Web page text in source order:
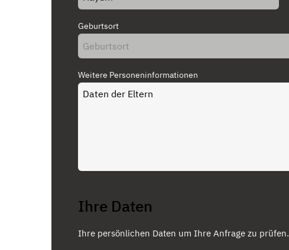
Geburtsort
Weitere Personeninformationen
Ihre Daten
Ihre persönlichen Daten um Ihre Anfrage zu prüfen.